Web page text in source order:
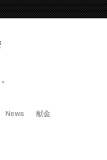
»
News 献金